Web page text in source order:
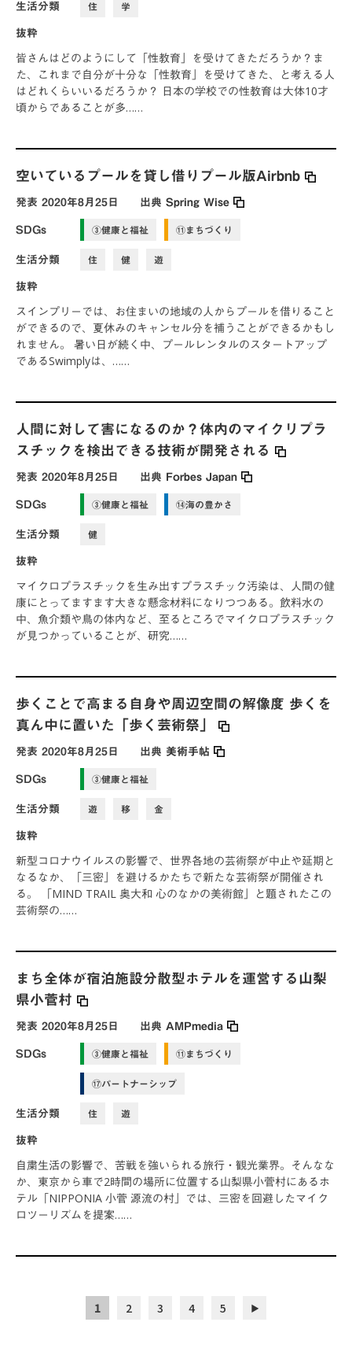
生活分類 住 学
抜粋
皆さんはどのようにして「性教育」を受けてきただろうか？ま
た、これまで自分が十分な「性教育」を受けてきた、と考える人
はどれくらいいるだろうか？ 日本の学校での性教育は大体10才
頃からであることが多……
空いているプールを貸し借りプール版Airbnb
発表 2020年8月25日 出典Spring Wise
SDGs ③健康と福祉 ⑪まちづくり
生活分類 住 健 遊
抜粋
スインプリーでは、お住まいの地域の人からプールを借りること
ができるので、夏休みのキャンセル分を補うことができるかもし
れません。 暑い日が続く中、プールレンタルのスタートアップ
であるSwimplyは、……
人間に対して害になるのか？体内のマイクリプラ
スチックを検出できる技術が開発される
発表 2020年8月25日 出典 Forbes Japan
SDGs ③健康と福祉 ⑭海の豊かさ
生活分類 健
抜粋
マイクロプラスチックを生み出すプラスチック汚染は、人間の健
康にとってますます大きな懸念材料になりつつある。飲料水の
中、魚介類や鳥の体内など、至るところでマイクロプラスチック
が見つかっていることが、研究……
歩くことで高まる自身や周辺空間の解像度 歩くを
真ん中に置いた「歩く芸術祭」
発表 2020年8月25日 出典 美術手帖
SDGs ③健康と福祉
生活分類 遊 移 金
抜粋
新型コロナウイルスの影響で、世界各地の芸術祭が中止や延期と
なるなか、「三密」を避けるかたちで新たな芸術祭が開催され
る。 「MIND TRAIL 奥大和 心のなかの美術館」と題されたこの
芸術祭の……
まち全体が宿泊施設分散型ホテルを運営する山梨
県小菅村
発表 2020年8月25日 出典 AMPmedia
SDGs ③健康と福祉 ⑪まちづくり
⑰パートナーシップ
生活分類 住 遊
抜粋
自粛生活の影響で、苦戦を強いられる旅行・観光業界。そんなな
か、東京から車で2時間の場所に位置する山梨県小菅村にあるホ
テル「NIPPONIA 小菅 源流の村」では、三密を回避したマイク
ロツーリズムを提案……
1 2 3 4 5 ▶︎